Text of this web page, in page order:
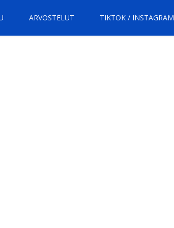
ARVOSTELUT TIKTOK / INSTAGRAM